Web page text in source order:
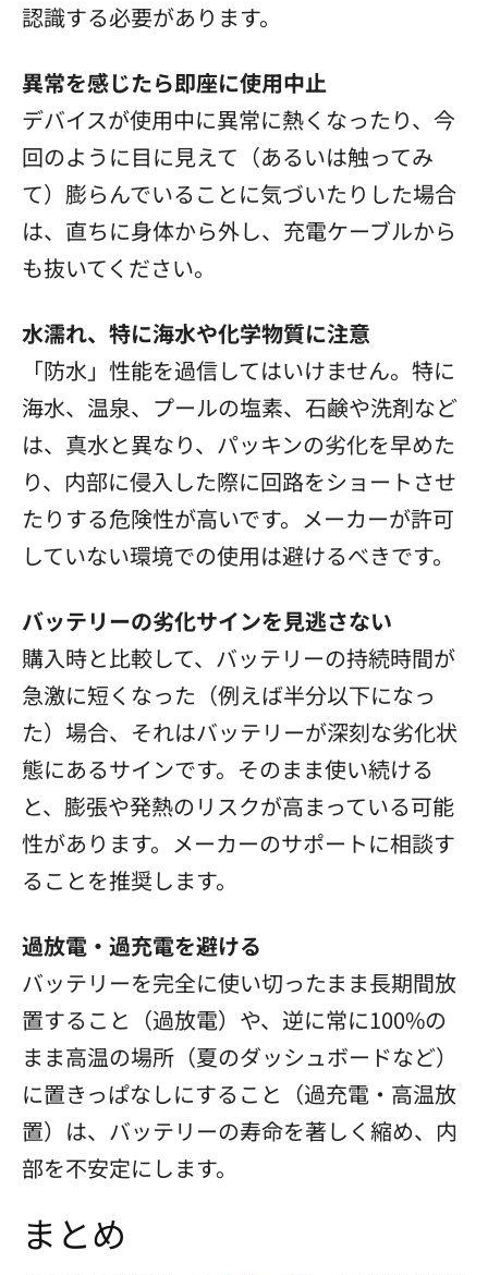
認識する必要があります。
異常を感じたら即座に使用中止
デバイスが使用中に異常に熱くなったり、今
回のように目に見えて（あるいは触ってみ
て）膨らんでいることに気づいたりした場合
は、直ちに身体から外し、充電ケーブルから
も抜いてください。
水濡れ、特に海水や化学物質に注意
「防水」性能を過信してはいけません。特に
海水、温泉、プールの塩素、石鹸や洗剤など
は、真水と異なり、パッキンの劣化を早めた
り、内部に侵入した際に回路をショートさせ
たりする危険性が高いです。メーカーが許可
していない環境での使用は避けるべきです。
バッテリーの劣化サインを見逃さない
購入時と比較して、バッテリーの持続時間が
急激に短くなった（例えば半分以下になっ
た）場合、それはバッテリーが深刻な劣化状
態にあるサインです。そのまま使い続ける
と、膨張や発熱のリスクが高まっている可能
性があります。メーカーのサポートに相談す
ることを推奨します。
過放電・過充電を避ける
バッテリーを完全に使い切ったまま長期間放
置すること（過放電）や、逆に常に100%の
まま高温の場所（夏のダッシュボードなど）
に置きっぱなしにすること（過充電・高温放
置）は、バッテリーの寿命を著しく縮め、内
部を不安定にします。
まとめ